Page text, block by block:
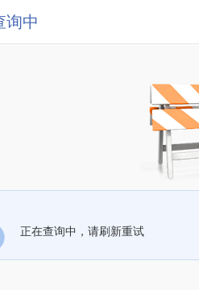
询中
正在查询中，请刷新重试